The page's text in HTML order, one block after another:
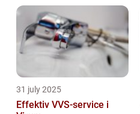
31 july 2025
Effektiv VVS-service i